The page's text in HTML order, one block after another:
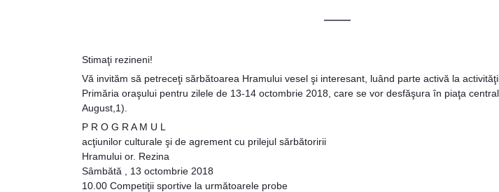
Stimaţi rezineni!
Vă invităm să petreceţi sărbătoarea Hramului vesel şi interesant, luând parte activă la
Primăria oraşului pentru zilele de 13-14 octombrie 2018, care se vor desfăşura în piaţa
August,1).
P R O G R A M U L
acţiunilor culturale şi de agrement cu prilejul sărbătoririi
Hramului or. Rezina
Sâmbătă , 13 octombrie 2018
10.00 Competiţii sportive la următoarele probe